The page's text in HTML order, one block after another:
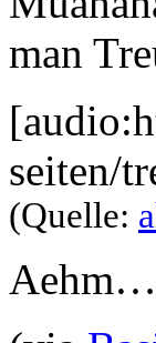
man
seiten/
(Quelle:
Aehm…